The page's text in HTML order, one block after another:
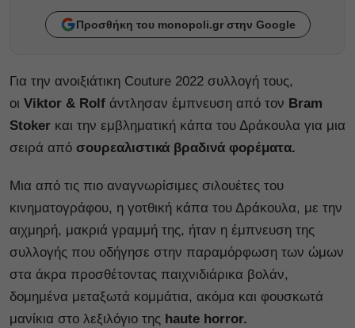
Προσθήκη του monopoli.gr στην Google
Για την ανοιξιάτικη Couture 2022 συλλογή τους,
οι Viktor & Rolf άντλησαν έμπνευση από τον Bram
Stoker και την εμβληματική κάπα του Δράκουλα για μια
σειρά από σουρεαλιστικά βραδινά φορέματα.
Μια από τις πιο αναγνωρίσιμες σιλουέτες του
κινηματογράφου, η γοτθική κάπα του Δράκουλα, με την
αιχμηρή, μακριά γραμμή της, ήταν η έμπνευση της
συλλογής που οδήγησε στην παραμόρφωση των ώμων
στα άκρα προσθέτοντας παιχνιδιάρικα βολάν,
δομημένα μεταξωτά κομμάτια, ακόμα και φουσκωτά
μανίκια στο λεξιλόγιο της haute horror.